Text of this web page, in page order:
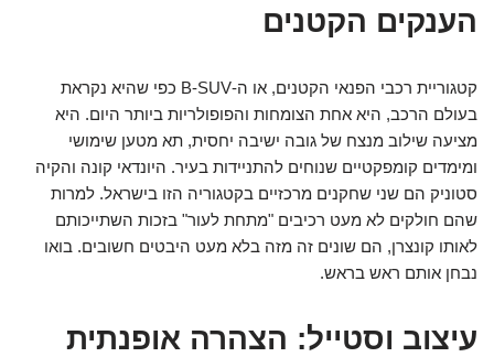
הענקים הקטנים
קטגוריית רכבי הפנאי הקטנים, או ה-B-SUV כפי שהיא נקראת
בעולם הרכב, היא אחת הצומחות והפופולריות ביותר היום. היא
מציעה שילוב מנצח של גובה ישיבה יחסית, תא מטען שימושי
ומימדים קומפקטיים שנוחים להתניידות בעיר. היונדאי קונה והקיה
סטוניק הם שני שחקנים מרכזיים בקטגוריה הזו בישראל. למרות
שהם חולקים לא מעט רכיבים "מתחת לעור" בזכות השתייכותם
לאותו קונצרן, הם שונים זה מזה בלא מעט היבטים חשובים. בואו
נבחן אותם ראש בראש.
עיצוב וסטייל: הצהרה אופנתית